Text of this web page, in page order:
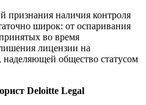
признания наличия контроля
широк: от оспаривания
во время
лицензии на
наделяющей общество статусом
Deloitte Legal